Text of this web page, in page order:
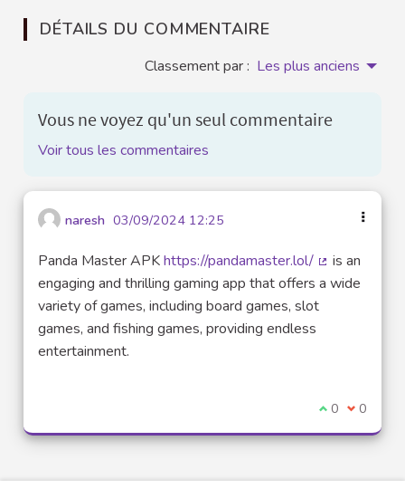
DÉTAILS DU COMMENTAIRE
Classement par : Les plus anciens
Vous ne voyez qu'un seul commentaire
Voir tous les commentaires
naresh 03/09/2024 12:25
Panda Master APKhttps://pandamaster.lol/
(Lien
is an
engaging and thrilling gaming app that offers a wide
variety of games, including board games, slot
games, and fishing games, providing endless
entertainment.
Je suis
0 Je ne
0